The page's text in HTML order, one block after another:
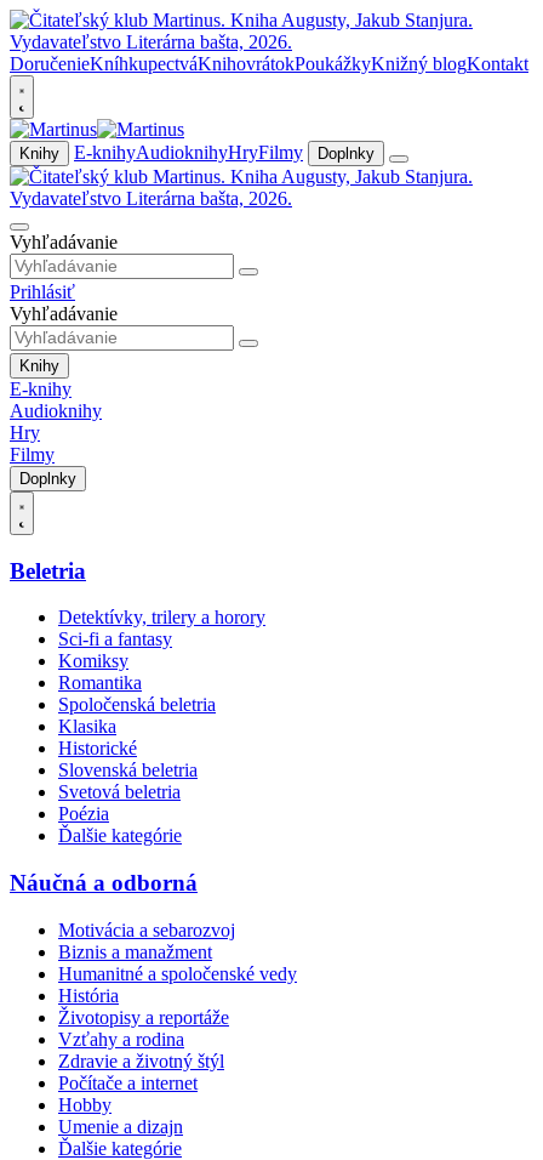
DoručenieKníhkupectváKnihovrátokPoukážkyKnižný blogKontakt
Knihy E-knihyAudioknihyHryFilmy Doplnky
Vyhľadávanie
Prihlásiť
Vyhľadávanie
Knihy
E-knihy
Audioknihy
Hry
Filmy
Doplnky
Beletria
Detektívky, trilery a horory
Sci-fi a fantasy
Komiksy
Romantika
Spoločenská beletria
Klasika
Historické
Slovenská beletria
Svetová beletria
Poézia
Ďalšie kategórie
Náučná a odborná
Motivácia a sebarozvoj
Biznis a manažment
Humanitné a spoločenské vedy
História
Životopisy a reportáže
Vzťahy a rodina
Zdravie a životný štýl
Počítače a internet
Hobby
Umenie a dizajn
Ďalšie kategórie